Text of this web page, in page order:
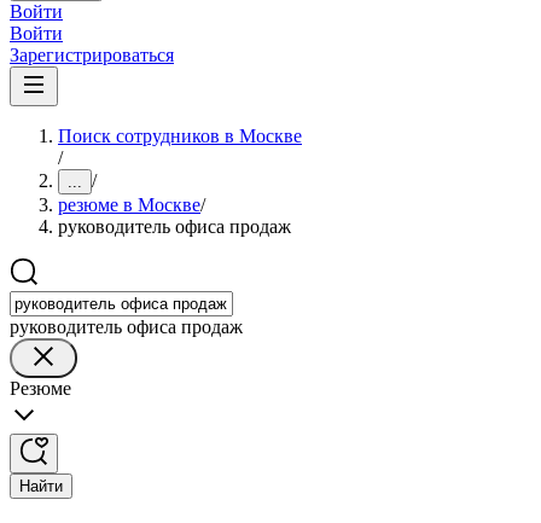
Войти
Войти
Зарегистрироваться
Поиск сотрудников в Москве
/
... /
резюме в Москве/
руководитель офиса продаж
руководитель офиса продаж
Резюме
Найти